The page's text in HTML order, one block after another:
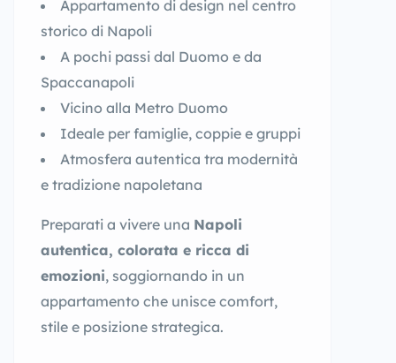
Appartamento di design nel centro
storico di Napoli
A pochi passi dal Duomo e da
Spaccanapoli
Vicino alla Metro Duomo
Ideale per famiglie, coppie e gruppi
Atmosfera autentica tra modernità
e tradizione napoletana
Preparati a vivere una Napoli
autentica, colorata e ricca di
emozioni, soggiornando in un
appartamento che unisce comfort,
stile e posizione strategica.